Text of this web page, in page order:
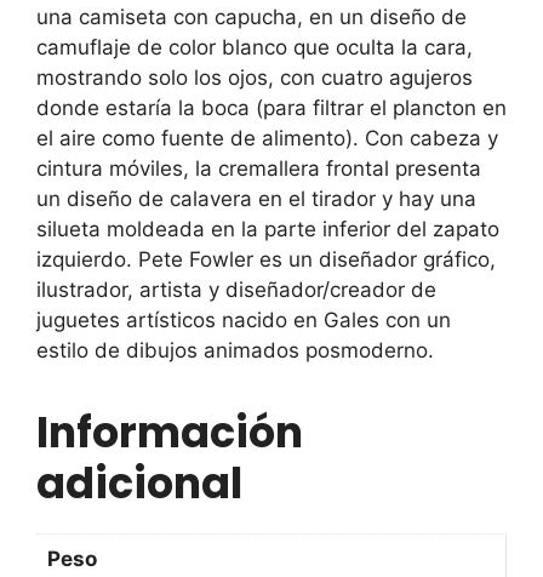
una camiseta con capucha, en un diseño de
camuflaje de color blanco que oculta la cara,
mostrando solo los ojos, con cuatro agujeros
donde estaría la boca (para filtrar el plancton en
el aire como fuente de alimento). Con cabeza y
cintura móviles, la cremallera frontal presenta
un diseño de calavera en el tirador y hay una
silueta moldeada en la parte inferior del zapato
izquierdo. Pete Fowler es un diseñador gráfico,
ilustrador, artista y diseñador/creador de
juguetes artísticos nacido en Gales con un
estilo de dibujos animados posmoderno.
Información
adicional
Peso